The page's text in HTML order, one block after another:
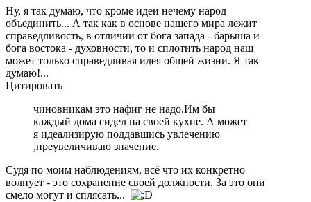
Ну, я так думаю, что кроме идеи нечему народ
объединить... А так как в основе нашего мира лежит
справедливость, в отличии от бога запада - барыша и
бога востока - духовности, то и сплотить народ наш
может только справедливая идея общей жизни. Я так
думаю!...
Цитировать
чиновникам это нафиг не надо.Им бы
каждый дома сидел на своей кухне. А может
я идеализирую поддавшись увлечению
,преувеличиваю значение.
Судя по моим наблюдениям, всё что их конкретно
волнует - это сохранение своей должности. За это они
смело могут и сплясать...